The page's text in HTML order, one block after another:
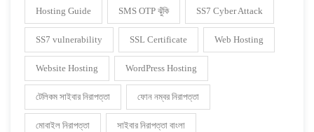
Hosting Guide SMS OTP ঝুঁকি SS7 Cyber Attack
SS7 vulnerability SSL Certificate Web Hosting
Website Hosting WordPress Hosting
টেলিকম সাইবার নিরাপত্তা ফোন নম্বর নিরাপত্তা
মোবাইল নিরাপত্তা সাইবার নিরাপত্তা বাংলা